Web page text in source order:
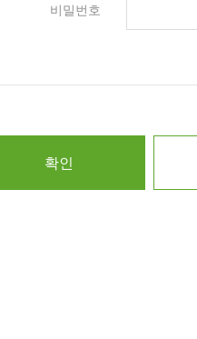
비밀번호
확인